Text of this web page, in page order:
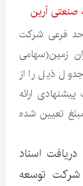
فرعی شرکت
زمین(سهامی
ذیل را از
ارائه
تعیین شده
اسناد
توسعه